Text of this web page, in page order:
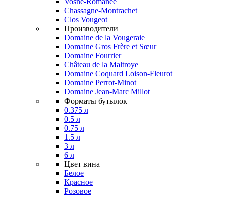
Chassagne-Montrachet
Clos Vougeot
Производители
Domaine de la Vougeraie
Domaine Gros Frère et Sœur
Domaine Fourrier
Château de la Maltroye
Domaine Coquard Loison-Fleurot
Domaine Perrot-Minot
Domaine Jean-Marc Millot
Форматы бутылок
0.375 л
0.5 л
0.75 л
1.5 л
3 л
6 л
Цвет вина
Белое
Красное
Розовое